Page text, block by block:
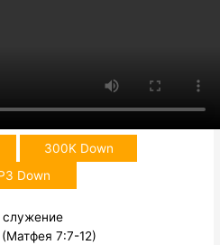
300K Down
Down
служение
7:7-12)